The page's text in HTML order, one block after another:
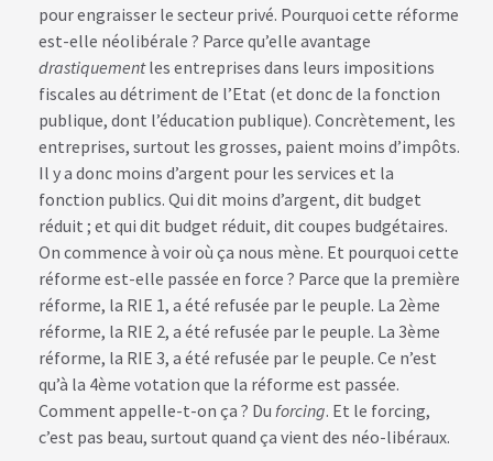
pour engraisser le secteur privé. Pourquoi cette réforme
est-elle néolibérale ? Parce qu’elle avantage
drastiquementles entreprises dans leurs impositions
fiscales au détriment de l’Etat (et donc de la fonction
publique, dont l’éducation publique). Concrètement, les
entreprises, surtout les grosses, paient moins d’impôts.
Il y a donc moins d’argent pour les services et la
fonction publics. Qui dit moins d’argent, dit budget
réduit ; et qui dit budget réduit, dit coupes budgétaires.
On commence à voir où ça nous mène. Et pourquoi cette
réforme est-elle passée en force ? Parce que la première
réforme, la RIE 1, a été refusée par le peuple. La 2ème
réforme, la RIE 2, a été refusée par le peuple. La 3ème
réforme, la RIE 3, a été refusée par le peuple. Ce n’est
qu’à la 4ème votation que la réforme est passée.
Comment appelle-t-on ça ? Du forcing. Et le forcing,
c’est pas beau, surtout quand ça vient des néo-libéraux.